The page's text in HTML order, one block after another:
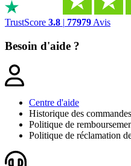
TrustScore 3.8 | 77979 Avis
Besoin d'aide ?
Centre d'aide
Historique des commandes
Politique de
Politique de réclamation